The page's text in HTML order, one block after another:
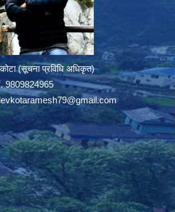
(सूचना प्रविधि अधिकृत)
9809824965